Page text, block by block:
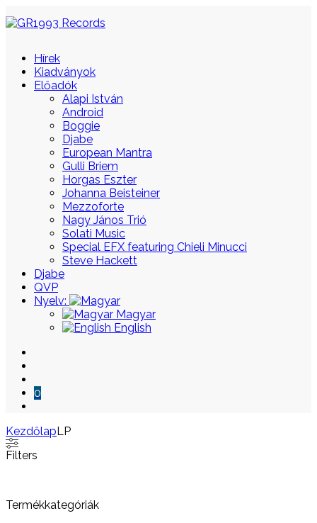
Hírek
Kiadványok
Előadók
Alapi István
Android
Boggie
Djabe
European Mantra
Gulli Briem
Horgas Eszter
Johanna Beisteiner
Mezzoforte
Nagy János Trió
Solati Music
Special EFX featuring Chieli Minucci
Steve Hackett
Djabe
QVP
Nyelv:
Magyar
English
0
KezdőlapLP
Skip
to
Filters
Termékkategóriák